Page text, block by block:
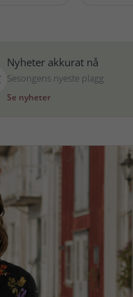
Nyheter akkurat nå
Sesongens nyeste plagg
Se nyheter